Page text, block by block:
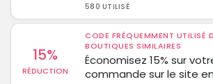
580 UTILISÉ
15%
RÉDUCTION
CODE FRÉQUEMMENT UTILISÉ
BOUTIQUES SIMILAIRES
Économisez 15% sur
commande sur le site